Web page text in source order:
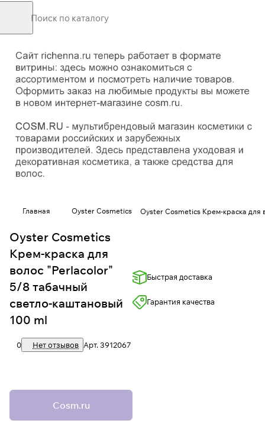
Главная Oyster Cosmetics Oyster Cosmetics Крем-краска для
Oyster Cosmetics
Крем-краска для
волос "Perlacolor"
5/8 табачный
светло-каштановый
100 ml
0 Нет отзывов Арт.3912067
Cosm.ru
Быстрая доставка
Гарантия качества